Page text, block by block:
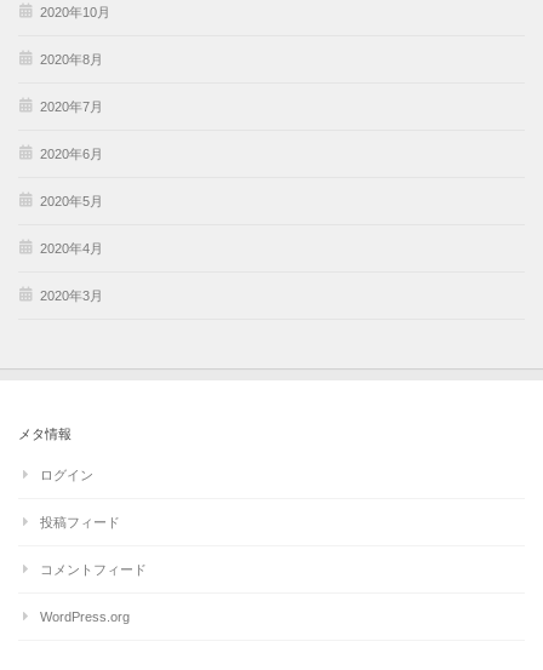
2020年10月
2020年8月
2020年7月
2020年6月
2020年5月
2020年4月
2020年3月
メタ情報
ログイン
投稿フィード
コメントフィード
WordPress.org